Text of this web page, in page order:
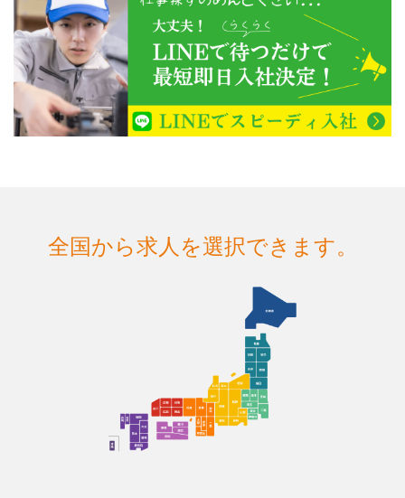
全国から求人を選択できます。